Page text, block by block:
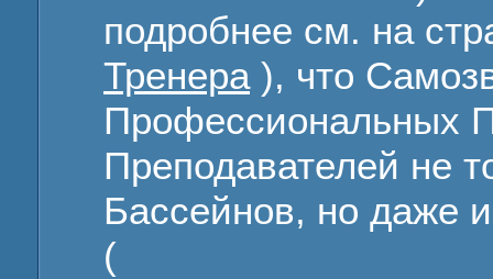
подробнее см. на
Тренера), что
Профессиональных
Преподавателей не
Бассейнов, но даже
(